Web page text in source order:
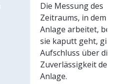
Die Messung des
Zeitraums, in dem
Anlage arbeitet,
sie kaputt geht, gibt
Aufschluss über die
Zuverlässigkeit der
Anlage.